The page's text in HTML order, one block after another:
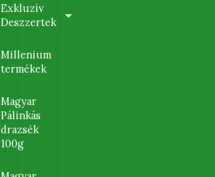
Exkluzív
Deszzertek
Millenium
termékek
Magyar
Pálinkás
drazsék
100g